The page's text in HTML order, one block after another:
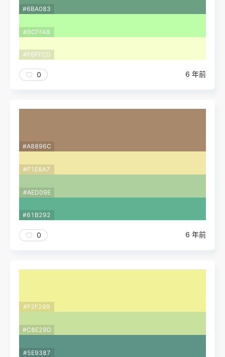
#6BA083
#BCFFA8
#F6FFCD
0 6 年前
#A8896C
#F1E8A7
#AED09E
#61B292
0 6 年前
#F2F299
#C8E29D
#5E9387